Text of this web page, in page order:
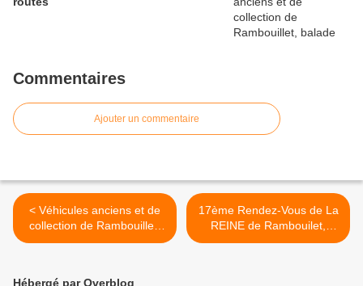
Commentaires
Ajouter un commentaire
< Véhicules anciens et de
collection de Rambouillet,
balade par les petites
17ème Rendez-Vous de La
REINE de Rambouilet,
ouverture de l'album
Hébergé par Overblog